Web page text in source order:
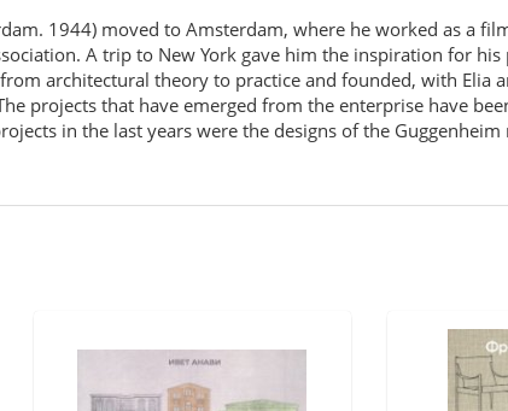
1944) moved to Amsterdam, where he worked as a
A trip to New York gave him the inspiration for
architectural theory to practice and founded, with Elia
projects that have emerged from the enterprise have
in the last years were the designs of the Guggenheim